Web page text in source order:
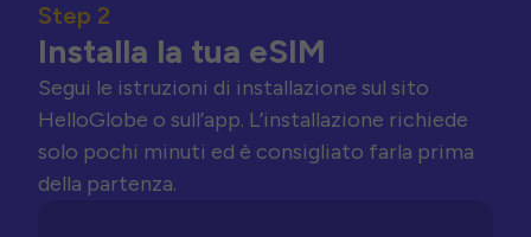
Step 2
Installa la tua eSIM
Segui le istruzioni di installazione sul sito
HelloGlobe o sull’app. L’installazione richiede
solo pochi minuti ed è consigliato farla prima
della partenza.